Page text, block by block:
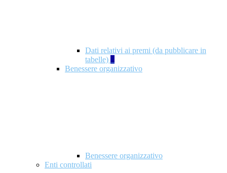
Dati relativi ai premi (da pubblicare in
tabelle) 5
Benessere organizzativo
Benessere organizzativo
Enti controllati